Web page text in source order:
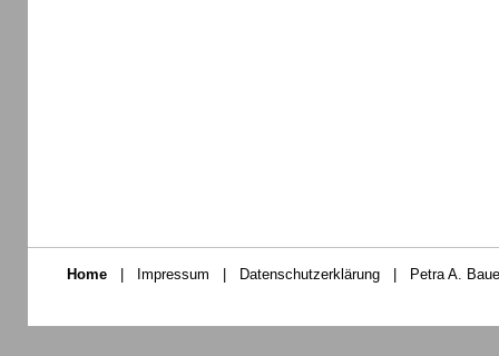
Home Impressum Datenschutzerklärung Petra A.